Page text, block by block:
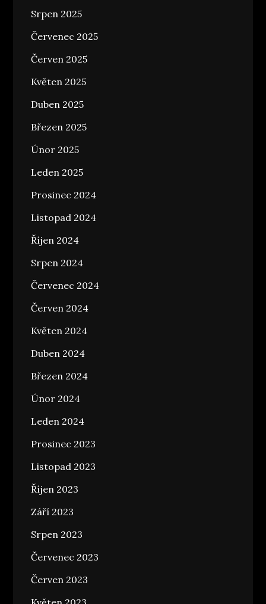
Srpen 2025
Červenec 2025
Červen 2025
Květen 2025
Duben 2025
Březen 2025
Únor 2025
Leden 2025
Prosinec 2024
Listopad 2024
Říjen 2024
Srpen 2024
Červenec 2024
Červen 2024
Květen 2024
Duben 2024
Březen 2024
Únor 2024
Leden 2024
Prosinec 2023
Listopad 2023
Říjen 2023
Září 2023
Srpen 2023
Červenec 2023
Červen 2023